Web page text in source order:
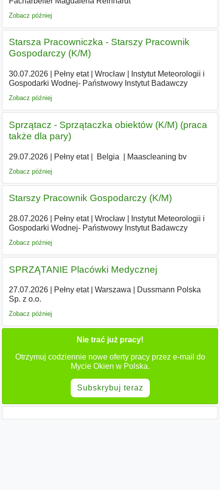
Zobacz później
Starsza Pracowniczka - Starszy Pracownik
Gospodarczy (K/M)
30.07.2026| Pełny etat| Wrocław|
Instytut Meteorologii i
Gospodarki Wodnej- Państwowy Instytut Badawczy
Zobacz później
Sprzątacz - Sprzątaczka obiektów (K/M) (praca
także dla pary)
29.07.2026| Pełny etat| Belgia Maascleaning bv
Zobacz później
Starszy Pracownik Gospodarczy (K/M)
28.07.2026| Pełny etat| Wrocław|
Instytut Meteorologii i
Gospodarki Wodnej- Państwowy Instytut Badawczy
Zobacz później
SPRZĄTANIE Placówki Medycznej
27.07.2026| Pełny etat| Warszawa
Dussmann Polska
Sp. z o.o.
Zobacz później
Nie trać już pracy!
Otrzymuj codziennie nowe oferty pracy przez e-mail do
Mycie Okien w Polska.
Subskrybuj teraz